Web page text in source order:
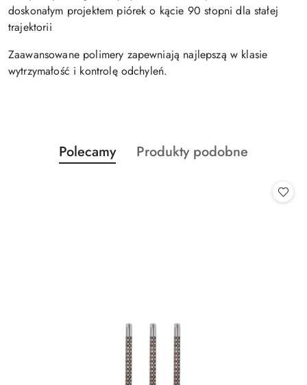
doskonałym projektem piórek o kącie 90 stopni dla stałej
trajektorii
Zaawansowane polimery zapewniają najlepszą w klasie
wytrzymałość i kontrolę odchyleń.
Pomiń karuzelę produktów
Produkty
o
Polecamy
Produkty
Produkty podobne